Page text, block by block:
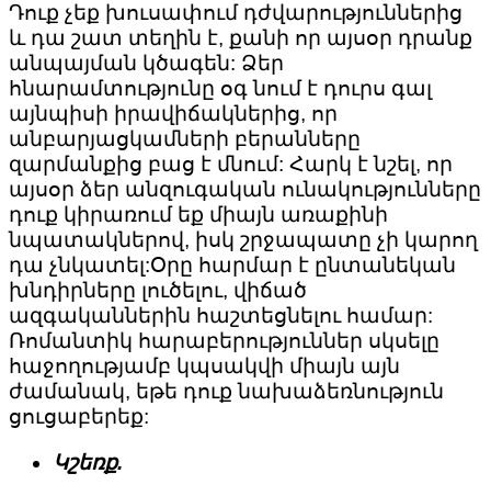
Դուք չեք խուսափում դժվարություններից
և դա շատ տեղին է, քանի որ այսօր դրանք
անպայման կծագեն: Ձեր
հնարամտությունը օգ նում է դուրս գալ
այնպիսի իրավիճակներից, որ
անբարյացկամների բերանները
զարմանքից բաց է մնում: Հարկ է նշել, որ
այսօր ձեր անզուգական ունակությունները
դուք կիրառում եք միայն առաքինի
նպատակներով, իսկ շրջապատը չի կարող
դա չնկատել:Օրը հարմար է ընտանեկան
խնդիրները լուծելու, վիճած
ազգականներին հաշտեցնելու համար:
Ռոմանտիկ հարաբերություններ սկսելը
հաջողությամբ կպսակվի միայն այն
ժամանակ, եթե դուք նախաձեռնություն
ցուցաբերեք:
Կշեռք.